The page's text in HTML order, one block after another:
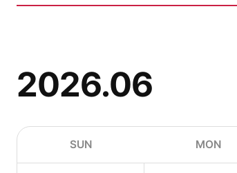
2026.06
SUN MON